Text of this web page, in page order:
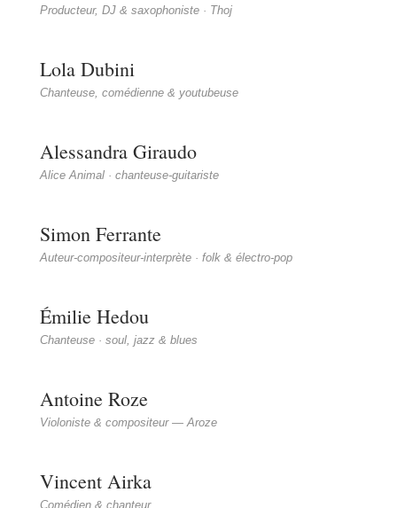
Producteur, DJ & saxophoniste · Thoj
Lola Dubini
Chanteuse, comédienne & youtubeuse
Alessandra Giraudo
Alice Animal · chanteuse-guitariste
Simon Ferrante
Auteur-compositeur-interprète · folk & électro-pop
Émilie Hedou
Chanteuse · soul, jazz & blues
Antoine Roze
Violoniste & compositeur — Aroze
Vincent Airka
Comédien & chanteur